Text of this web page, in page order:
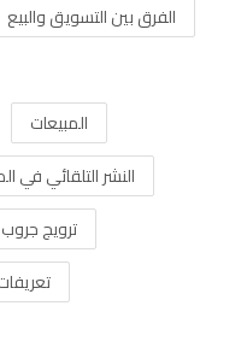
الفرق بين التسويق والبيع
المبيعات
النشر التلقائي في
ترويج